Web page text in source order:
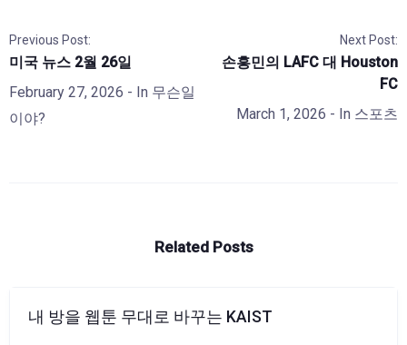
Previous Post:
미국 뉴스 2월 26일
February 27, 2026 - In 무슨일
이야?
Next Post:
손흥민의 LAFC 대 Houston
FC
March 1, 2026 - In 스포츠
Related Posts
내 방을 웹툰 무대로 바꾸는 KAIST